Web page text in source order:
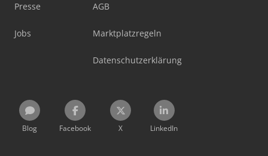
Presse
Jobs
AGB
Marktplatzregeln
Datenschutzerklärung
Blog Facebook X LinkedIn